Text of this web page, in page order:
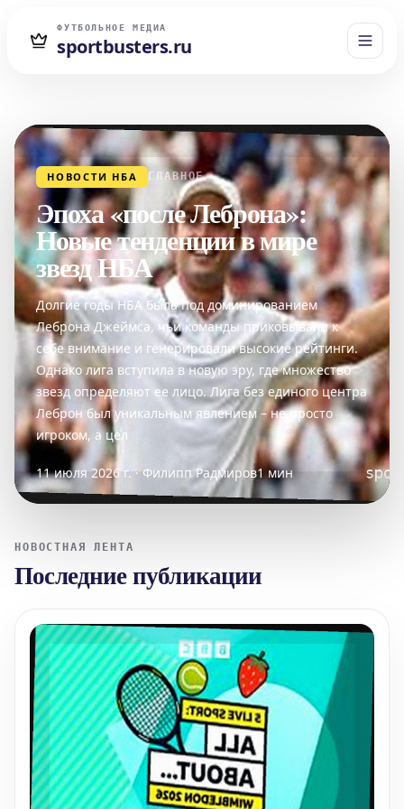
ФУТБОЛЬНОЕ МЕДИА
sportbusters.ru
НОВОСТИ НБА ГЛАВНОЕ
Эпоха «после Леброна»:
Новые тенденции в мире
звезд НБА
Долгие годы НБА была под доминированием
Леброна Джеймса, чьи команды приковывали к
себе внимание и генерировали высокие рейтинги.
Однако лига вступила в новую эру, где множество
звезд определяют ее лицо. Лига без единого центра
Леброн был уникальным явлением – не просто
игроком, а цел
11 июля 2026 г. · Филипп Радмиров1 мин
НОВОСТНАЯ ЛЕНТА
Последние публикации